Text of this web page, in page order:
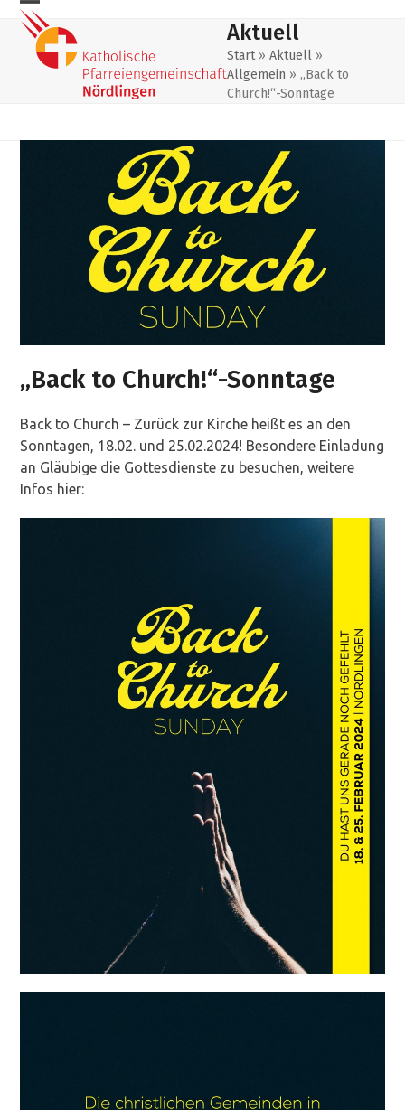
Skip
content
Mobiles
Menu
Mobiles
Menu
schließen
Aktuell
Start»Aktuell »
Allgemein » „Back to
Church!“-Sonntage
„Back to Church!“-Sonntage
Back to Church – Zurück zur Kirche heißt es an den
Sonntagen, 18.02. und 25.02.2024! Besondere Einladung
an Gläubige die Gottesdienste zu besuchen, weitere
Infos hier: